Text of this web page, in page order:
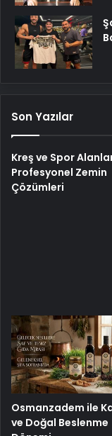
Son Yazılar
Kreş ve Spor
Profesyonel Zemin
Çözümleri
Osmanzadem ile
ve Doğal Beslenme